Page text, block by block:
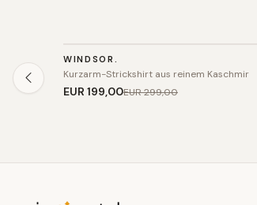
SALE
WINDSOR.
Kurzarm-Strickshirt aus reinem Kaschmir
EUR 199,00EUR 299,00